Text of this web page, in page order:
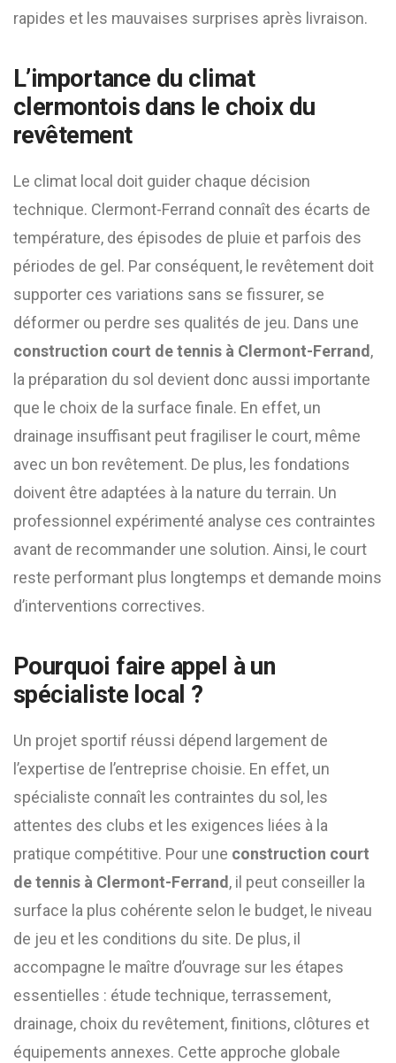
rapides et les mauvaises surprises après livraison.
L’importance du climat
clermontois dans le choix du
revêtement
Le climat local doit guider chaque décision
technique. Clermont-Ferrand connaît des écarts de
température, des épisodes de pluie et parfois des
périodes de gel. Par conséquent, le revêtement doit
supporter ces variations sans se fissurer, se
déformer ou perdre ses qualités de jeu. Dans une
construction court de tennis à Clermont-Ferrand ,
la préparation du sol devient donc aussi importante
que le choix de la surface finale. En effet, un
drainage insuffisant peut fragiliser le court, même
avec un bon revêtement. De plus, les fondations
doivent être adaptées à la nature du terrain. Un
professionnel expérimenté analyse ces contraintes
avant de recommander une solution. Ainsi, le court
reste performant plus longtemps et demande moins
d’interventions correctives.
Pourquoi faire appel à un
spécialiste local ?
Un projet sportif réussi dépend largement de
l’expertise de l’entreprise choisie. En effet, un
spécialiste connaît les contraintes du sol, les
attentes des clubs et les exigences liées à la
pratique compétitive. Pour une construction court
de tennis à Clermont-Ferrand , il peut conseiller la
surface la plus cohérente selon le budget, le niveau
de jeu et les conditions du site. De plus, il
accompagne le maître d’ouvrage sur les étapes
essentielles : étude technique, terrassement,
drainage, choix du revêtement, finitions, clôtures et
équipements annexes. Cette approche globale